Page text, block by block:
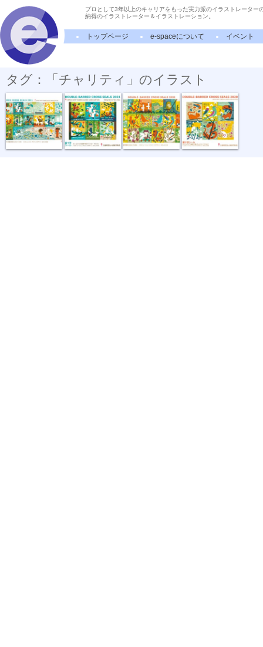
プロとして3年以上のキャリアをもった実力派のイラストレーター
納得のイラストレーター＆イラストレーション。
トップページ e-spaceについて イベント
タグ：「チャリティ」のイラスト
“複十字シー... “複十字シー... “複十字シー... “複十字シー...